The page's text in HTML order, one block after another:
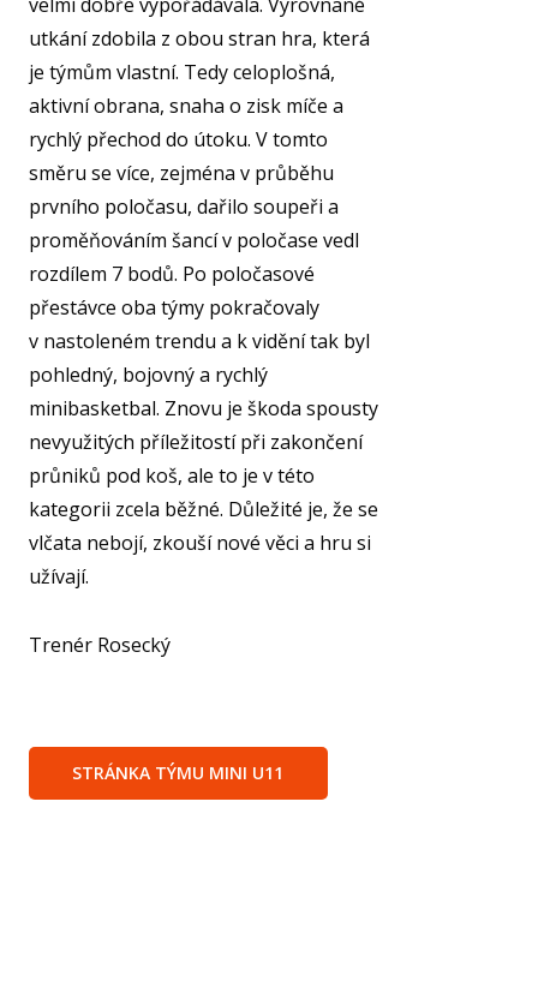
utkání zdobila z obou stran hra, která
je týmům vlastní. Tedy celoplošná,
aktivní obrana, snaha o zisk míče a
rychlý přechod do útoku. V tomto
směru se více, zejména v průběhu
prvního poločasu, dařilo soupeři a
proměňováním šancí v poločase vedl
rozdílem 7 bodů. Po poločasové
přestávce oba týmy pokračovaly
v nastoleném trendu a k vidění tak byl
pohledný, bojovný a rychlý
minibasketbal. Znovu je škoda spousty
nevyužitých příležitostí při zakončení
průniků pod koš, ale to je v této
kategorii zcela běžné. Důležité je, že se
vlčata nebojí, zkouší nové věci a hru si
užívají.
Trenér Rosecký
STRÁNKA TÝMU MINI U11